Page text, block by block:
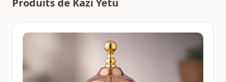
Produits de Kazi Yetu